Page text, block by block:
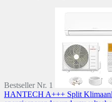
Bestseller Nr. 1
HANTECH A+++ Split